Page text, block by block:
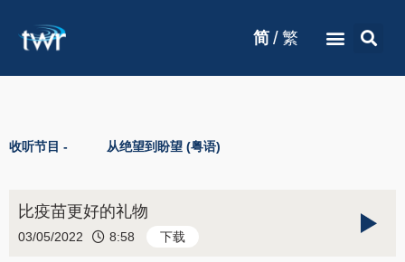
简 / 繁
收听节目 - 从绝望到盼望 (粤语)
比疫苗更好的礼物
03/05/2022 8:58 下载